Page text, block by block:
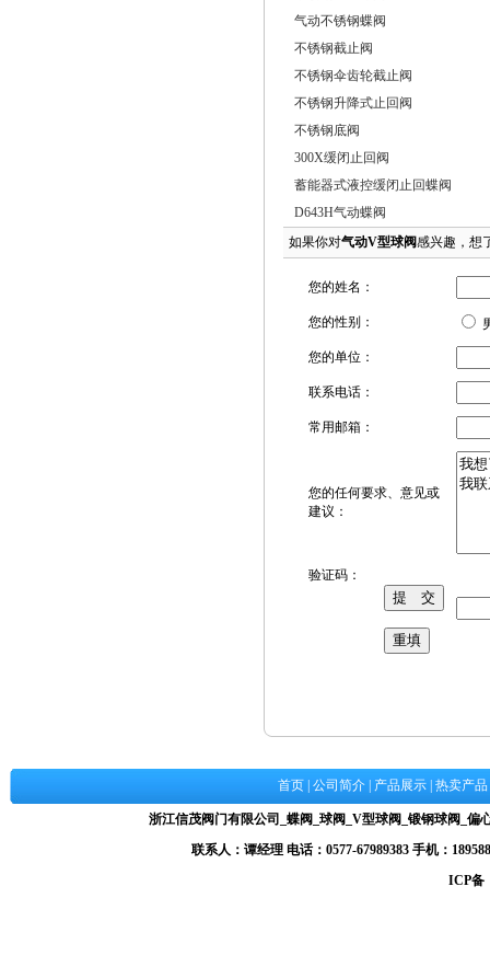
气动不锈钢蝶阀
不锈钢截止阀
不锈钢伞齿轮截止阀
不锈钢升降式止回阀
不锈钢底阀
300X缓闭止回阀
蓄能器式液控缓闭止回蝶阀
D643H气动蝶阀
如果你对气动V型球阀感兴趣，想
您的姓名：
您的性别：
您的单位：
联系电话：
常用邮箱：
您的任何要求、意见或
建议：
验证码：
首页 公司简介 产品展示 热卖产品
浙江信茂阀门有限公司_蝶阀_球阀_V型球阀_锻钢球阀_
联系人：谭经理 电话：0577-67989383 手机：
ICP备